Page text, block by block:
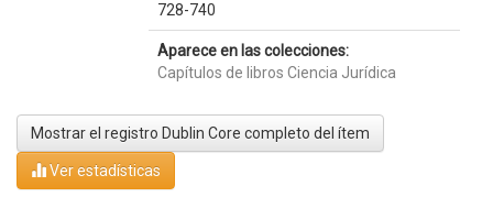
728-740
Aparece en las colecciones:
Capítulos de libros Ciencia Jurídica
Mostrar el registro Dublin Core completo del ítem
Ver estadísticas